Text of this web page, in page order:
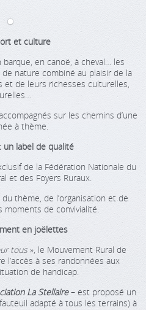
et culture
en canoë, à cheval… les
nature combiné au plaisir de la
de leurs richesses culturelles,
sur les chemins d’une
à thème.
un label de qualité
de la Fédération Nationale du
et des Foyers Ruraux.
thème, de l’organisation et de
moments de convivialité.
en joëlettes
tous», le Mouvement Rural de
l’accès à ses randonnées aux
de handicap.
La Stellaire– est proposé un
adapté à tous les terrains) à